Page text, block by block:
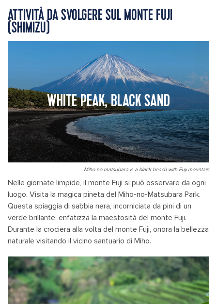
ATTIVITÀ DA SVOLGERE SUL MONTE FUJI
(SHIMIZU)
WHITE PEAK, BLACK SAND
Miho no matsubara is a black beach with Fuji mountain
Nelle giornate limpide, il monte Fuji si può osservare da ogni
luogo. Visita la magica pineta del Miho-no-Matsubara Park.
Questa spiaggia di sabbia nera, incorniciata da pini di un
verde brillante, enfatizza la maestosità del monte Fuji.
Durante la crociera alla volta del monte Fuji, onora la bellezza
naturale visitando il vicino santuario di Miho.